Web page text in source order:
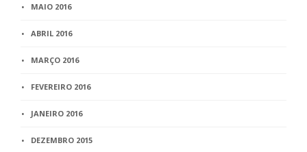
MAIO 2016
ABRIL 2016
MARÇO 2016
FEVEREIRO 2016
JANEIRO 2016
DEZEMBRO 2015